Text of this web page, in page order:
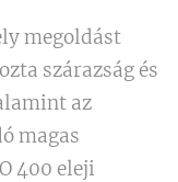
megoldást
szárazság és
az
magas
400 eleji